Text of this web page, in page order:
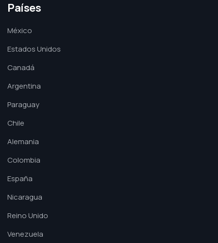
Países
México
Estados Unidos
Canadá
Argentina
Paraguay
Chile
Alemania
Colombia
España
Nicaragua
Reino Unido
Venezuela